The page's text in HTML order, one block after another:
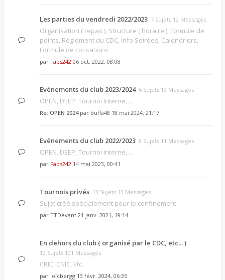
Les parties du vendredi 2022/2023 7 Sujets 12 Messages
Organisation ( repas ), Structure ( horaire ), Formule de
points, Règlement du CDC, Info Soirées, Calendriers,
Formule de cotisations
par Fabs242 06 oct. 2022, 08:08
Evénements du club 2023/2024 6 Sujets 13 Messages
OPEN, DEEP, Tournoi Interne, ...
Re: OPEN 2024par buffa48 18 mai 2024, 21:17
Evénements du club 2022/2023 8 Sujets 11 Messages
OPEN, DEEP, Tournoi Interne, ...
par Fabs242 14 mai 2023, 00:41
Tournois privés 13 Sujets 13 Messages
Sujet créé spécialement pour le confinement
par TTDevant 21 janv. 2021, 19:14
En dehors du club ( organisé par le CDC, etc... )
10 Sujets 101 Messages
CRIC, CNIC, Etc..
par loïcbergg 13 févr. 2024, 06:35